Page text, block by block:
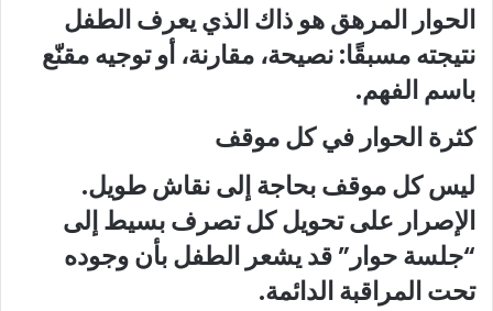
الحوار المرهق هو ذاك الذي يعرف الطفل
نتيجته مسبقًا: نصيحة، مقارنة، أو توجيه مقنّع
باسم الفهم.
كثرة الحوار في كل موقف
ليس كل موقف بحاجة إلى نقاش طويل.
الإصرار على تحويل كل تصرف بسيط إلى
“جلسة حوار” قد يشعر الطفل بأن وجوده
تحت المراقبة الدائمة.